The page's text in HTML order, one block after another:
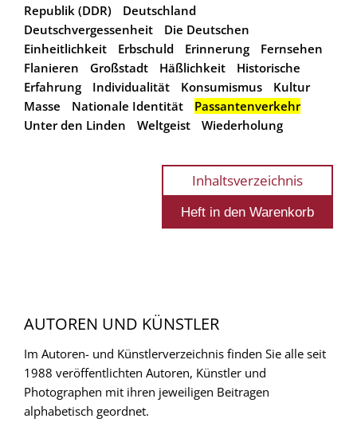
Republik (DDR)
Deutschland
Deutschvergessenheit
Die Deutschen
Einheitlichkeit
Erbschuld Erinnerung
Fernsehen
Flanieren
Großstadt Häßlichkeit
Historische
Erfahrung
Individualität Konsumismus
Kultur
Masse
Nationale Identität
Passantenverkehr
Unter den Linden
Weltgeist Wiederholung
Inhaltsverzeichnis
AUTOREN UND KÜNSTLER
Im Autoren- und Künstlerverzeichnis finden Sie alle seit
1988 veröffentlichten Autoren, Künstler und
Photographen mit ihren jeweiligen Beitragen
alphabetisch geordnet.